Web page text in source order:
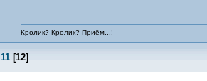
Кролик? Кролик? Приём...!
11[12]